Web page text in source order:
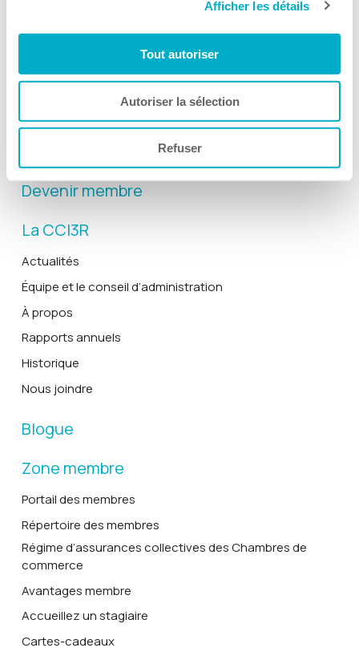
Afficher les détails
Tout autoriser
Autoriser la sélection
Refuser
Gala Radisson
Solutions RH
Devenir membre
La CCI3R
Actualités
Équipe et le conseil d’administration
À propos
Rapports annuels
Historique
Nous joindre
Blogue
Zone membre
Portail des membres
Répertoire des membres
Régime d’assurances collectives des Chambres de
commerce
Avantages membre
Accueillez un stagiaire
Cartes-cadeaux